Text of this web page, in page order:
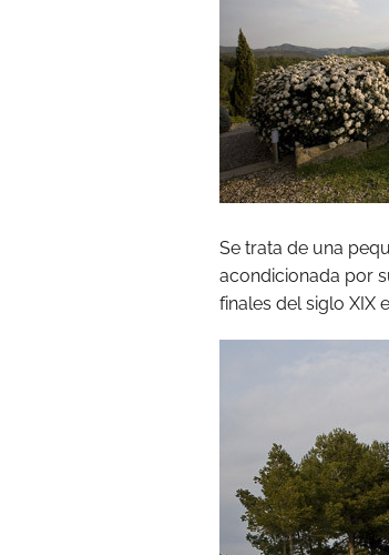
Se trata de una
acondicionada por
finales del siglo XIX